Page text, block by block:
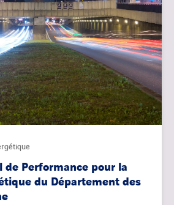
de Performance pour la
du Département des